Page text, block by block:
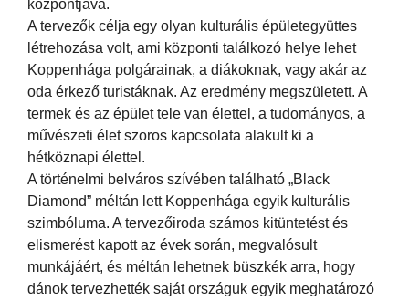
központjává.
A tervezők célja egy olyan kulturális épületegyüttes
létrehozása volt, ami központi találkozó helye lehet
Koppenhága polgárainak, a diákoknak, vagy akár az
oda érkező turistáknak. Az eredmény megszületett. A
termek és az épület tele van élettel, a tudományos, a
művészeti élet szoros kapcsolata alakult ki a
hétköznapi élettel.
A történelmi belváros szívében található „Black
Diamond” méltán lett Koppenhága egyik kulturális
szimbóluma. A tervezőiroda számos kitüntetést és
elismerést kapott az évek során, megvalósult
munkájáért, és méltán lehetnek büszkék arra, hogy
dánok tervezhették saját országuk egyik meghatározó